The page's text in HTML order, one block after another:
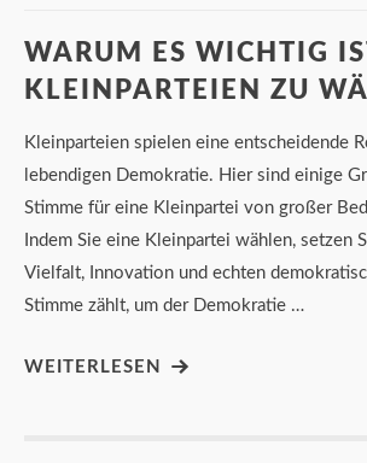
WARUM ES WICHTIG
KLEINPARTEIEN ZU
Kleinparteien spielen eine entscheidende
lebendigen Demokratie. Hier sind einige
Stimme für eine Kleinpartei von großer
Indem Sie eine Kleinpartei wählen, setzen
Vielfalt, Innovation und echten
Stimme zählt, um der Demokratie …
WEITERLESEN